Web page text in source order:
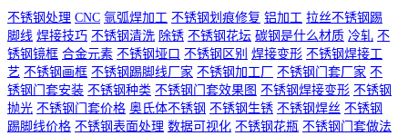
不锈钢处理 CNC 氩弧焊加工 不锈钢划痕修复 铝加工 拉丝不锈钢踢
脚线 焊接技巧 不锈钢清洗 除锈 不锈钢花坛 碳钢是什么材质 冷轧 不
锈钢镜框 合金元素 不锈钢垭口 不锈钢区别 焊接变形 不锈钢焊接工
艺 不锈钢画框 不锈钢踢脚线厂家 不锈钢加工厂 不锈钢门套厂家 不
锈钢门套安装 不锈钢种类 不锈钢门套效果图 不锈钢焊接变形 不锈钢
抛光 不锈钢门套价格 奥氏体不锈钢 不锈钢生锈 不锈钢焊丝 不锈钢
踢脚线价格 不锈钢表面处理 数据可视化 不锈钢花瓶 不锈钢门套做法